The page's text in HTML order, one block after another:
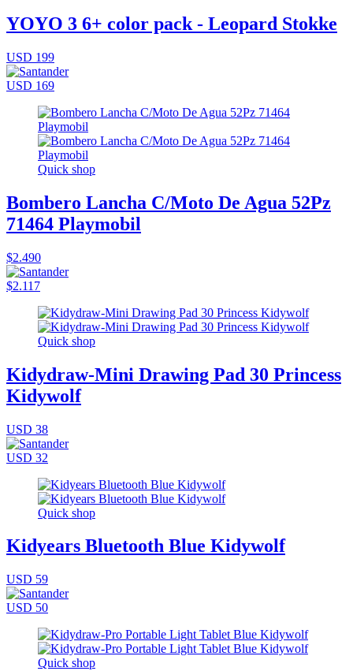
YOYO 3 6+ color pack - Leopard Stokke
USD 199
USD 169
Quick shop
Bombero Lancha C/Moto De Agua 52Pz
71464 Playmobil
$2.490
$2.117
Quick shop
Kidydraw-Mini Drawing Pad 30 Princess
Kidywolf
USD 38
USD 32
Quick shop
Kidyears Bluetooth Blue Kidywolf
USD 59
USD 50
Quick shop